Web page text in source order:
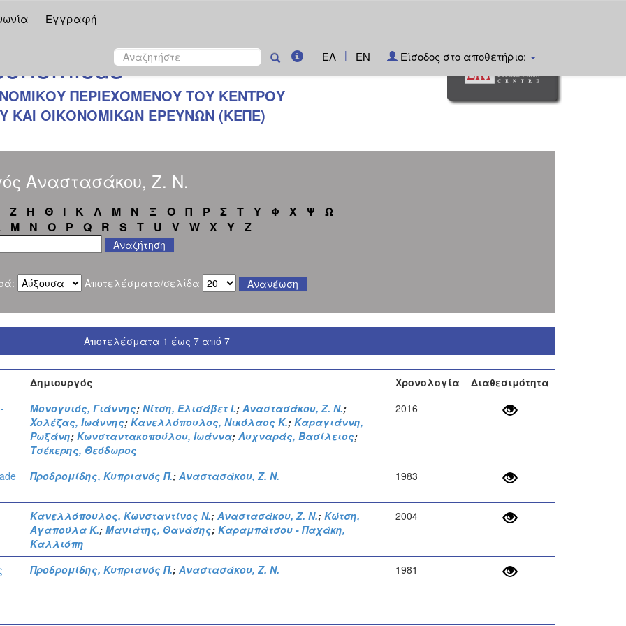
Εγγραφή
ΕΛ | EN Είσοδος στο αποθετήριο:
ΠΕΡΙΕΧΟΜΕΝΟΥ ΤΟΥ ΚΕΝΤΡΟΥ
ΚΑΙ ΟΙΚΟΝΟΜΙΚΩΝ ΕΡΕΥΝΩΝ (ΚΕΠΕ)
Αναστασάκου, Ζ. Ν.
Ζ Η Θ Ι Κ Λ Μ Ν Ξ Ο Π Ρ Σ Τ Υ Φ Χ Ψ
Ω
M N O P Q R S T U V W X Y Z
Αποτελέσματα/σελίδα
Αποτελέσματα 1 έως 7 από 7
Δημιουργός Χρονολογία
Διαθεσιμότητα
Μονογυιός, Γιάννης; Νίτση, Ελισάβετ Ι.; Αναστασάκου, Ζ. Ν.;
Χολέζας, Ιωάννης; Κανελλόπουλος, Νικόλαος Κ.; Καραγιάννη,
Ρωξάνη; Κωνσταντακοπούλου, Ιωάννα; Λυχναράς, Βασίλειος;
Τσέκερης, Θεόδωρος
2016
Προδρομίδης, Κυπριανός Π.; Αναστασάκου, Ζ. Ν. 1983
Κανελλόπουλος, Κωνσταντίνος Ν.; Αναστασάκου, Ζ. Ν.; Κώτση,
Αγαπούλα Κ.; Μανιάτης, Θανάσης; Καραμπάτσου - Παχάκη,
Καλλιόπη
2004
Προδρομίδης, Κυπριανός Π.; Αναστασάκου, Ζ. Ν. 1981